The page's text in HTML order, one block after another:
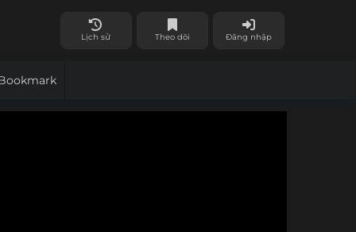
Lịch sử Theo dõi Đăng nhập